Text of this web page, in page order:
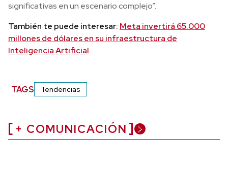
significativas en un escenario complejo”.
También te puede interesar: Meta invertirá 65.000
millones de dólares en su infraestructura de
Inteligencia Artificial
TAGS Tendencias
+ COMUNICACIÓN